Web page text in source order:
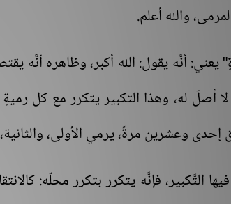
والله أعلم.
أنَّه يقول: الله أكبر، وظاهره أنَّه
لا أصلَ له، وهذا التكبير يتكرر مع كل
إحدى وعشرين مرةً، يرمي الأولى،
التَّكبير، فإنَّه يتكرر بتكرر محلّه: